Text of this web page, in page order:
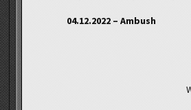
04.12.2022 – Am­bush
Jak
Wbity na
Pod